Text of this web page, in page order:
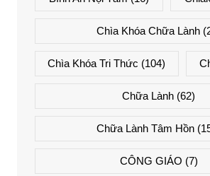
Chìa Khóa Chữa Lành
Chìa Khóa Tri Thức (104)
Chữa Lành (62)
Chữa Lành Tâm Hồn
CÔNG GIÁO (7)